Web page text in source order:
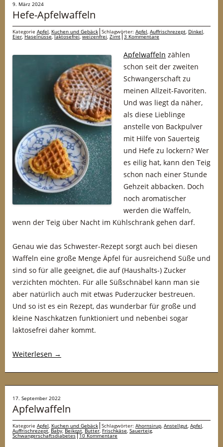
9. März 2024
Hefe-Apfelwaffeln
Kategorie Apfel, Kuchen und Gebäck Schlagwörter: Apfel, Auffrischrezept, Dinkel,
Eier,Haselnüsse,laktosefrei,weizenfrei, Zimt 3 Kommentare
Apfelwaffeln zählen
schon seit der zweiten
Schwangerschaft zu
meinen Allzeit-Favoriten.
Und was liegt da näher,
als diese Lieblinge
anstelle von Backpulver
mit Hilfe von Sauerteig
und Hefe zu lockern? Wer
es eilig hat, kann den Teig
schon nach einer Stunde
Gehzeit abbacken. Doch
noch aromatischer
werden die Waffeln,
wenn der Teig über Nacht im Kühlschrank gehen darf.
Genau wie das Schwester-Rezept sorgt auch bei diesen
Waffeln eine große Menge Äpfel für ausreichend Süße und
sind so für alle geeignet, die auf (Haushalts-) Zucker
verzichten möchten. Für alle Süßschnäbel kann man sie
aber natürlich auch mit etwas Puderzucker bestreuen.
Und so ist es ein Rezept, das wunderbar für große und
kleine Naschkatzen funktioniert und nebenbei sogar
laktosefrei daher kommt.
Weiterlesen →
17. September 2022
Apfelwaffeln
Kategorie Apfel, Kuchen und Gebäck Schlagwörter: Ahornsirup, Anstellgut, Apfel,
Auffrischrezept, Baby,Beikost,Butter, Frischkäse, Sauerteig,
Schwangerschaftsdiabetes 10 Kommentare